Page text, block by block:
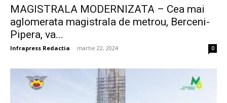
MAGISTRALA MODERNIZATA – Cea mai
aglomerata magistrala de metrou, Berceni-
Pipera, va...
Infrapress Redactia - martie 22, 2024 0